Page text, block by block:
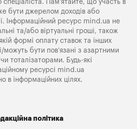
спеціаліста. Пам'ятайте, що участь в
бути джерелом доходів або
Інформаційний ресурс mind.ua не
та/або віртуальні гроші, також
формі оплату ставок та інших
можуть бути пов’язані з азартними
тоталізаторами. Будь-які
ресурсі mind.ua
в інформаційних цілях.
політика